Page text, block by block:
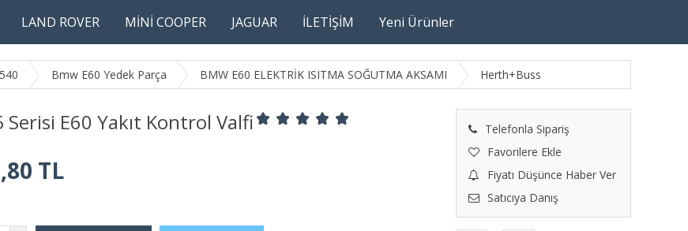
LAND ROVER MİNİ COOPER JAGUAR İLETİŞİM Yeni Ürünler
Bmw E60 Yedek Parça BMW E60 ELEKTRİK ISITMA SOĞUTMA AKSAMI Herth+Buss
Serisi E60 Yakıt Kontrol Valfi
Telefonla Sipariş
Favorilere Ekle
Fiyatı Düşünce Haber Ver
Satıcıya Danış
TL